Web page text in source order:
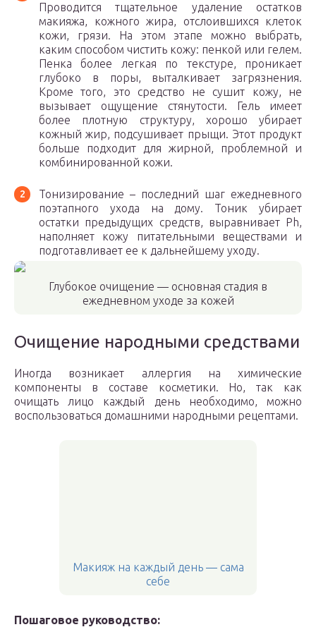
Проводится тщательное удаление остатков
макияжа, кожного жира, отслоившихся клеток
кожи, грязи. На этом этапе можно выбрать,
каким способом чистить кожу: пенкой или гелем.
Пенка более легкая по текстуре, проникает
глубоко в поры, выталкивает загрязнения.
Кроме того, это средство не сушит кожу, не
вызывает ощущение стянутости. Гель имеет
более плотную структуру, хорошо убирает
кожный жир, подсушивает прыщи. Этот продукт
больше подходит для жирной, проблемной и
комбинированной кожи.
Тонизирование – последний шаг ежедневного
поэтапного ухода на дому. Тоник убирает
остатки предыдущих средств, выравнивает Ph,
наполняет кожу питательными веществами и
подготавливает ее к дальнейшему уходу.
Глубокое очищение — основная стадия в
ежедневном уходе за кожей
Очищение народными средствами
Иногда возникает аллергия на химические
компоненты в составе косметики. Но, так как
очищать лицо каждый день необходимо, можно
воспользоваться домашними народными рецептами.
Макияж на каждый день — сама
себе
Пошаговое руководство: